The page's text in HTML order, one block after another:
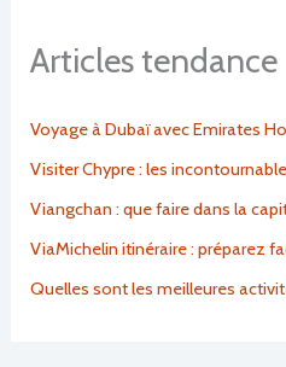
Articles tendance
Voyage à Dubaï avec Emirates
Visiter Chypre : les
Viangchan : que faire dans la
ViaMichelin itinéraire : préparez
Quelles sont les meilleures